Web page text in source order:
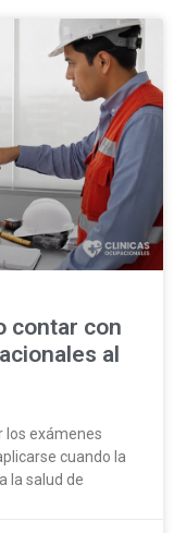
contar con
al
los exámenes
cuando la
la salud de